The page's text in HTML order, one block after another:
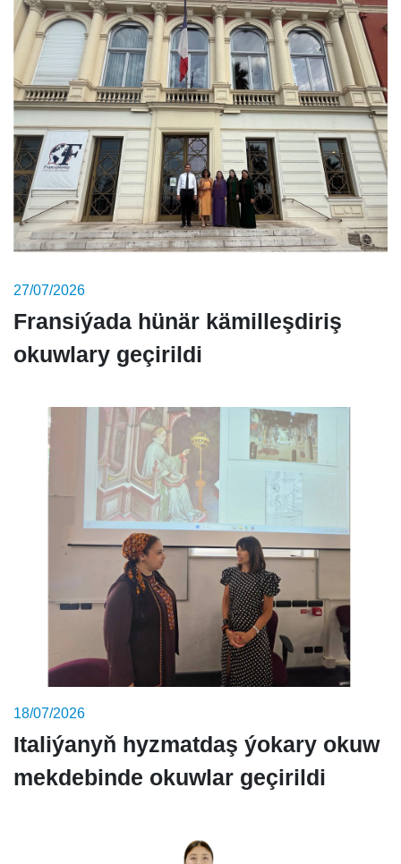
27/07/2026
Fransiýada hünär kämilleşdiriş
okuwlary geçirildi
18/07/2026
Italiýanyň hyzmatdaş ýokary okuw
mekdebinde okuwlar geçirildi